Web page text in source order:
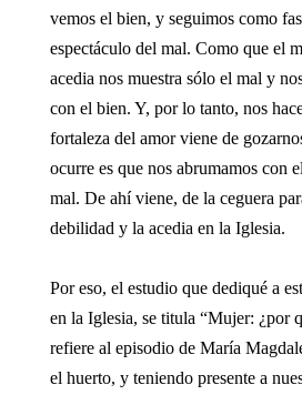
vemos el bien, y seguimos como
espectáculo del mal. Como que el
acedia nos muestra sólo el mal y
con el bien. Y, por lo tanto, nos
fortaleza del amor viene de
ocurre es que nos abrumamos con
mal. De ahí viene, de la ceguera
debilidad y la acedia en la Iglesia.
Por eso, el estudio que dediqué a
en la Iglesia, se titula “Mujer: ¿por
refiere al episodio de María
el huerto, y teniendo presente a